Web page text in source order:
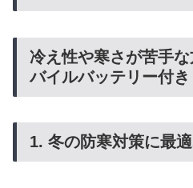
冷え性や寒さが苦手
バイルバッテリー付き
1. 冬の防寒対策に最